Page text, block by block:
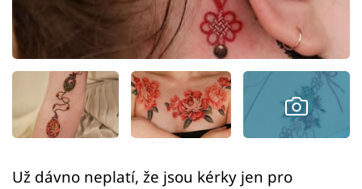
Sledujte prima+
Přihlášení
Sledujte nás
Už dávno neplatí, že jsou kérky jen pro